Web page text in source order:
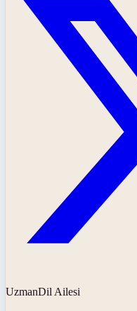
UzmanDil Ailesi